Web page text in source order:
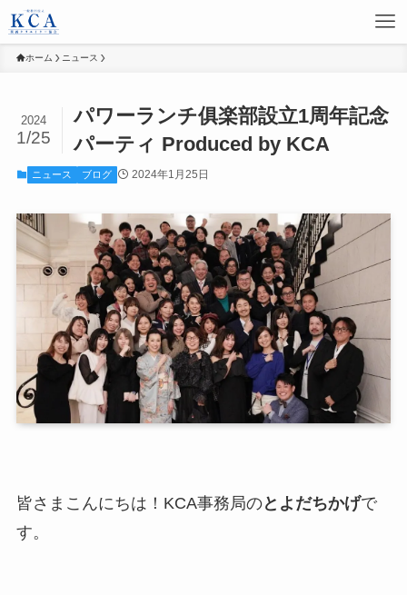
ホーム ニュース
パワーランチ俱楽部設立1周年記念
パーティ Produced by KCA
2024
1/25
ニュース ブログ 2024年1月25日
皆さまこんにちは！KCA事務局のとよだちかげで
す。